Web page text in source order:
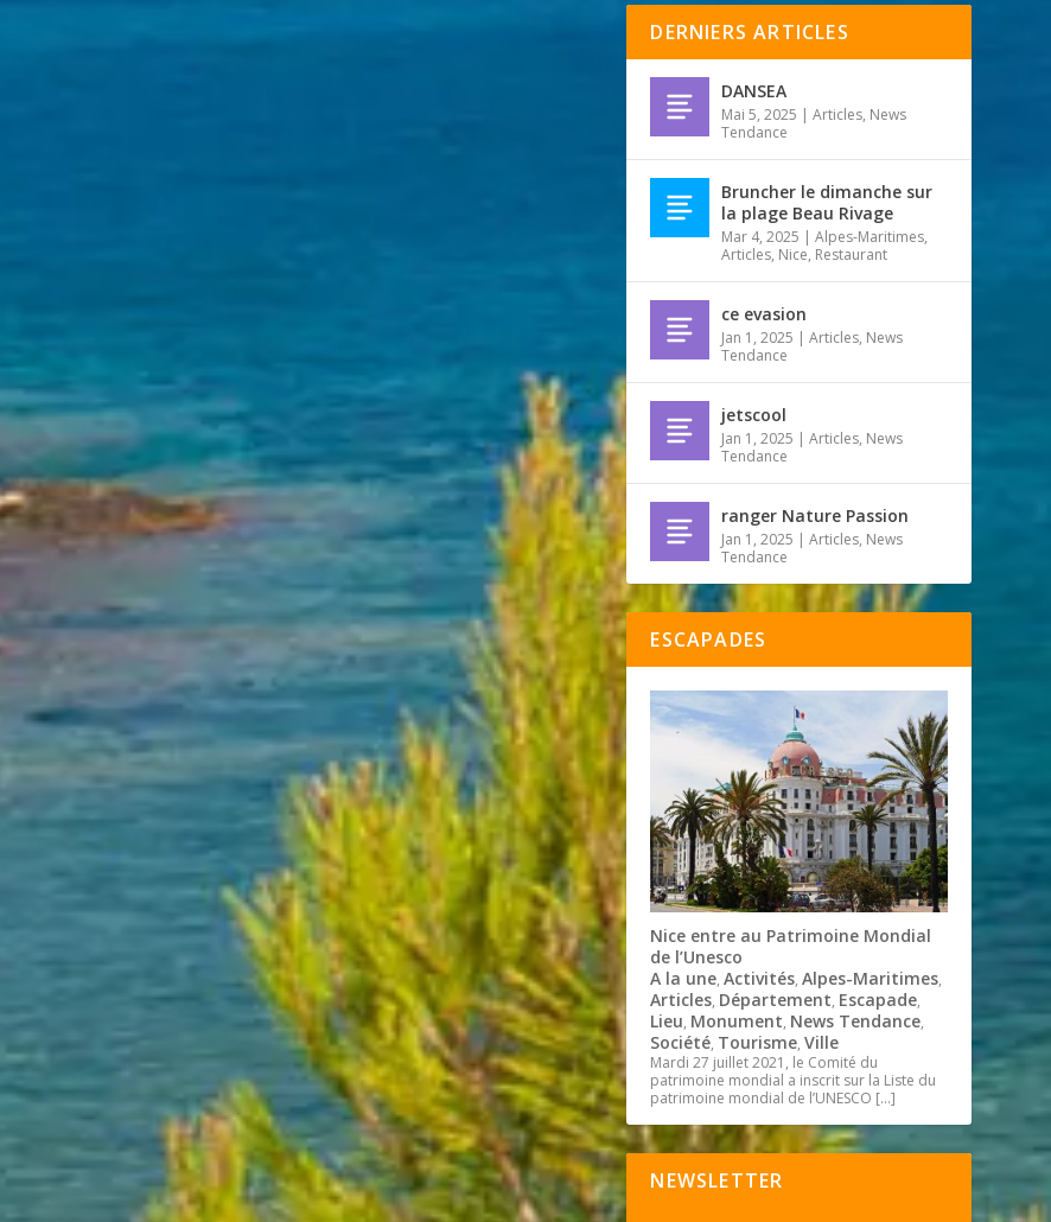
DERNIERS ARTICLES
DANSEA
Mai 5, 2025 |Articles, News
Tendance
Bruncher le dimanche sur
la plage Beau Rivage
Mar 4, 2025 |Alpes-Maritimes,
Articles, Nice, Restaurant
ce evasion
Jan 1, 2025 |Articles, News
Tendance
jetscool
Jan 1, 2025 |Articles, News
Tendance
ranger Nature Passion
Jan 1, 2025 |Articles, News
Tendance
ESCAPADES
Nice entre au Patrimoine Mondial
de l’Unesco
A la une,Activités,Alpes-Maritimes,
Articles, Département, Escapade,
Lieu, Monument, News Tendance,
Société, Tourisme,Ville
Mardi 27 juillet 2021, le Comité du
patrimoine mondial a inscrit sur la Liste du
patrimoine mondial de l’UNESCO […]
NEWSLETTER